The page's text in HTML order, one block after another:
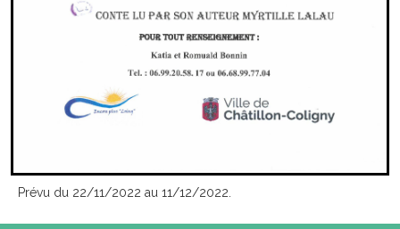
Prévu du 22/11/2022 au 11/12/2022.